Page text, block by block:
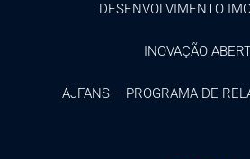
DESENVOLVIMENTO
INOVAÇÃO
AJFANS – PROGRAMA DE